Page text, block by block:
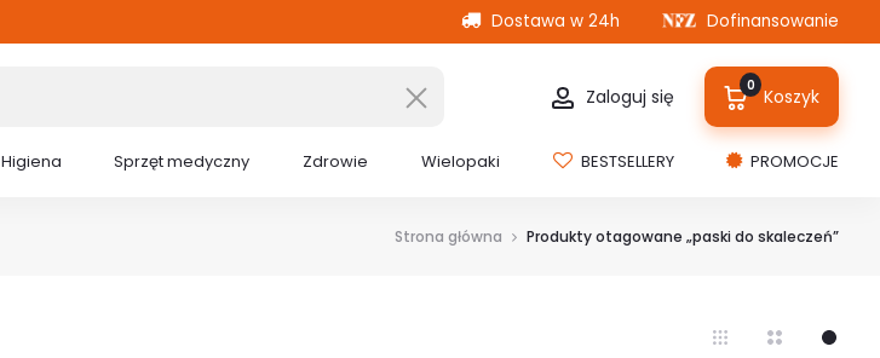
Dostawa w 24h Dofinansowanie
Zaloguj się 0 Koszyk
Higiena Sprzęt medyczny Zdrowie Wielopaki BESTSELLERY PROMOCJE
Strona główna Produkty otagowane „paski do skaleczeń”